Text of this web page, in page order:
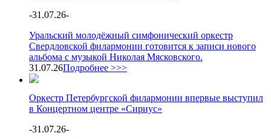
-31.07.26-
Уральский молодёжный симфонический оркестр
Свердловской филармонии готовится к записи нового
альбома с музыкой Николая Мясковского.
31.07.26Подробнее >>>
Оркестр Петербургской филармонии впервые выступил
в Концертном центре «Сириус»
-31.07.26-